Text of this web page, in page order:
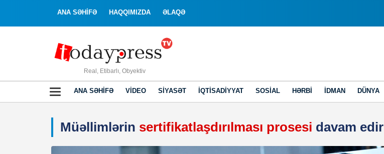
ANA SƏHİFƏ HAQQIMIZDA ƏLAQƏ
Real, Etibarlı, Obyektiv
ANA SƏHIFƏ VIDEO SIYASƏT İQTISADIYYAT SOSIAL HƏRBI İDMAN DÜNYA
Müəllimlərin sertifikatlaşdırılması prosesi davam edir